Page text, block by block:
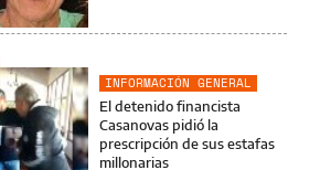
INFORMACIÓN GENERAL
El detenido financista
Casanovas pidió la
prescripción de sus estafas
millonarias